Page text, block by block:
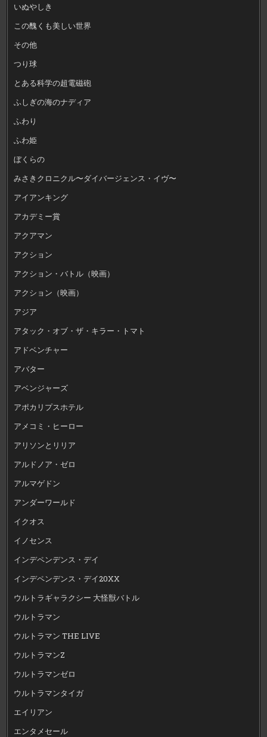
いぬやしき
この醜くも美しい世界
その他
つり球
とある科学の超電磁砲
ふしぎの海のナディア
ふわり
ふわ姫
ぼくらの
みさきクロニクル〜ダイバージェンス・イヴ〜
アイアンキング
アカデミー賞
アクアマン
アクション
アクション・バトル（映画）
アクション（映画）
アジア
アタック・オブ・ザ・キラー・トマト
アドベンチャー
アバター
アベンジャーズ
アポカリプスホテル
アメコミ・ヒーロー
アリソンとリリア
アルドノア・ゼロ
アルマゲドン
アンダーワールド
イクオス
イノセンス
インデペンデンス・デイ
インデペンデンス・デイ20XX
ウルトラギャラクシー 大怪獣バトル
ウルトラマン
ウルトラマン THE LIVE
ウルトラマンZ
ウルトラマンゼロ
ウルトラマンタイガ
エイリアン
エンタメセール